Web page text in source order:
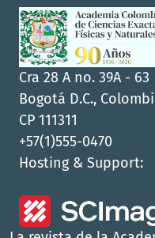
Cra 28 A no. 39A - 63
Bogotá D.C.,
CP 111311
+57(1)555-0470
Hosting & Support: